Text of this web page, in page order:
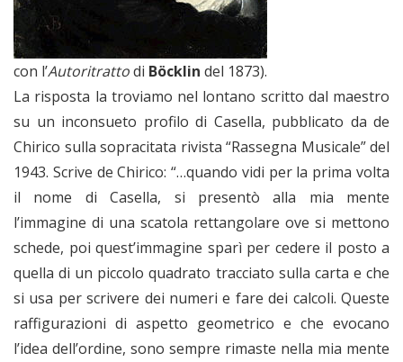
con l’Autoritrattodi Böcklin del 1873).
La risposta la troviamo nel lontano scritto dal maestro
su un inconsueto profilo di Casella, pubblicato da de
Chirico sulla sopracitata rivista “Rassegna Musicale” del
1943. Scrive de Chirico: “…quando vidi per la prima volta
il nome di Casella, si presentò alla mia mente
l’immagine di una scatola rettangolare ove si mettono
schede, poi quest’immagine sparì per cedere il posto a
quella di un piccolo quadrato tracciato sulla carta e che
si usa per scrivere dei numeri e fare dei calcoli. Queste
raffigurazioni di aspetto geometrico e che evocano
l’idea dell’ordine, sono sempre rimaste nella mia mente